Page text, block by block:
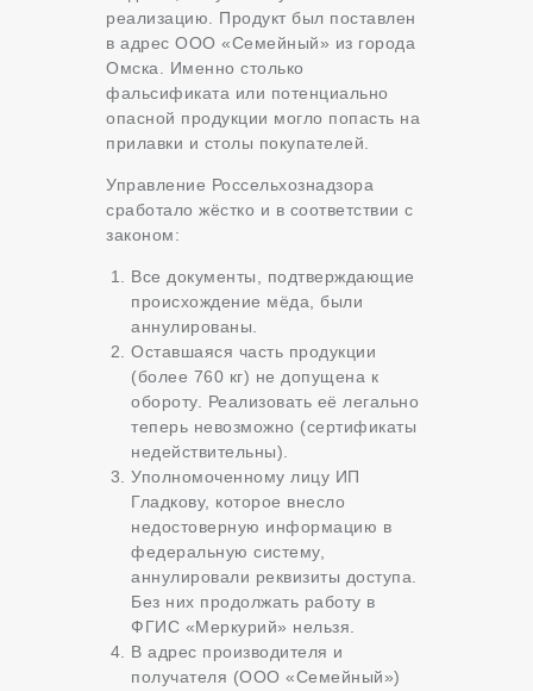
реализацию. Продукт был поставлен
в адрес ООО «Семейный» из города
Омска. Именно столько
фальсификата или потенциально
опасной продукции могло попасть на
прилавки и столы покупателей.
Управление Россельхознадзора
сработало жёстко и в соответствии с
законом:
Все документы, подтверждающие
происхождение мёда, были
аннулированы.
Оставшаяся часть продукции
(более 760 кг) не допущена к
обороту. Реализовать её легально
теперь невозможно (сертификаты
недействительны).
Уполномоченному лицу ИП
Гладкову, которое внесло
недостоверную информацию в
федеральную систему,
аннулировали реквизиты доступа.
Без них продолжать работу в
ФГИС «Меркурий» нельзя.
В адрес производителя и
получателя (ООО «Семейный»)